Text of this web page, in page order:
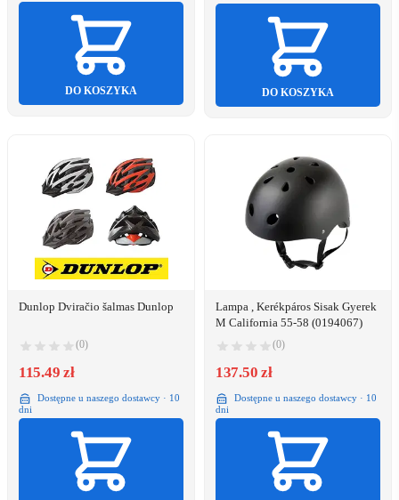
DO KOSZYKA DO KOSZYKA
Dunlop Dviračio šalmas Dunlop
(0)
115.49 zł
Dostępne u naszego dostawcy · 10
dni
Lampa , Kerékpáros Sisak Gyerek
M California 55-58 (0194067)
(0)
137.50 zł
Dostępne u naszego dostawcy · 10
dni